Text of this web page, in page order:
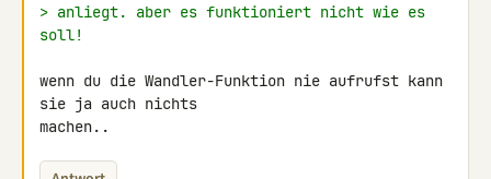
> anliegt. aber es funktioniert nicht wie es
soll!
wenn du die Wandler-Funktion nie aufrufst kann
sie ja auch nichts
machen..